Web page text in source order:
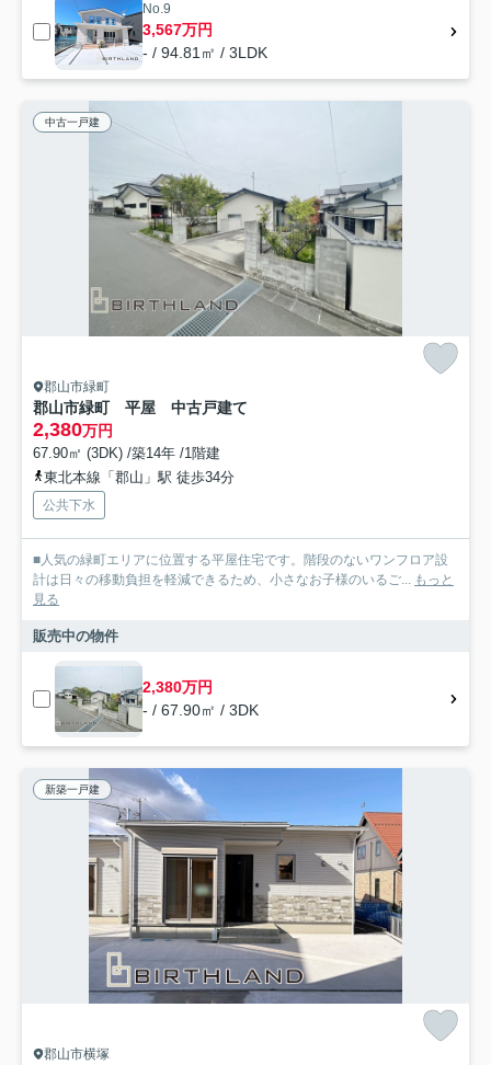
No.9
3,567万円
- / 94.81㎡ / 3LDK
中古一戸建
郡山市緑町
郡山市緑町 平屋 中古戸建て
2,380万円
67.90㎡ (3DK) /築14年 /1階建
東北本線「郡山」駅 徒歩34分
公共下水
■人気の緑町エリアに位置する平屋住宅です。階段のないワンフロア設
計は日々の移動負担を軽減できるため、小さなお子様のいるご... もっと
見る
販売中の物件
2,380万円
- / 67.90㎡ / 3DK
新築一戸建
郡山市横塚